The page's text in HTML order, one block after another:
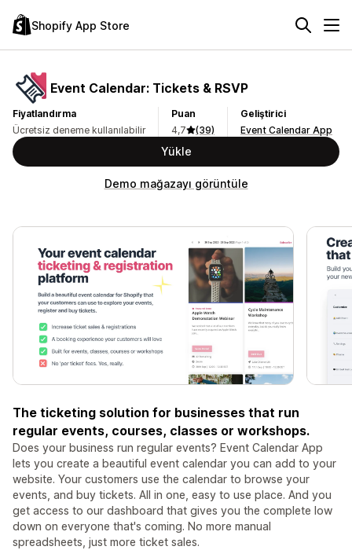
Shopify App Store
Event Calendar: Tickets & RSVP
Fiyatlandırma
Ücretsiz deneme kullanılabilir
Puan
4,7
(39)
Geliştirici
Event Calendar App
Yükle
Demo mağazayı görüntüle
The ticketing solution for businesses that run
regular events, courses, classes or workshops.
Does your business run regular events? Event Calendar App
lets you create a beautiful event calendar you can add to your
website. Your customers use the calendar to browse your
events, and buy tickets. All in one, easy to use place. And you
get access to our dashboard that gives you the complete low
down on everyone that's coming. No more manual
spreadsheets, just more ticket sales.